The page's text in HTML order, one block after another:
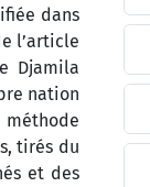
dans
l’article
Djamila
nation
tirés du
et des